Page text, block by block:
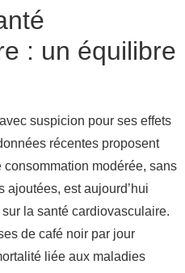
: un équilibre
suspicion pour ses effets
récentes proposent
modérée, sans
ajoutées, est aujourd’hui
la santé cardiovasculaire.
de café noir par jour
liée aux maladies